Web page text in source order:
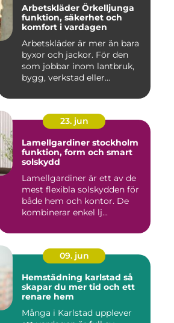
Arbetskläder Örkelljunga
funktion, säkerhet och
komfort i vardagen
Arbetskläder är mer än bara
byxor och jackor. För den
som jobbar inom lantbruk,
bygg, verkstad eller...
23. jun
Lamellgardiner stockholm
funktion, form och smart
solskydd
Lamellgardiner är ett av de
mest flexibla solskydden för
både hem och kontor. De
kombinerar enkel lj...
09. jun
Hemstädning karlstad så
skapar du mer tid och ett
renare hem
Många i Karlstad upplever